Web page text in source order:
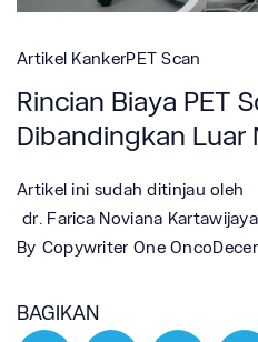
Artikel KankerPET Scan
Rincian Biaya PET
Dibandingkan Luar
Artikel ini sudah ditinjau oleh
dr. Farica Noviana Kartawijaya
By Copywriter One Onco
BAGIKAN